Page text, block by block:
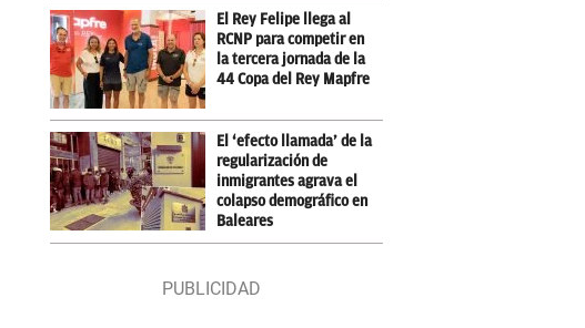
El Rey Felipe llega al
RCNP para competir en
la tercera jornada de la
44 Copa del Rey Mapfre
El ‘efecto llamada’ de la
regularización de
inmigrantes agrava el
colapso demográfico en
Baleares